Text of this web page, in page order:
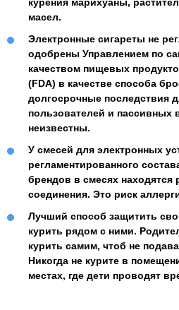
масел.
Электронные сигареты не
одобрены Управлением по
качеством пищевых
(FDA) в качестве способа
долгосрочные последствия
пользователей и пассивных
неизвестны.
У смесей для электронных
регламентированного
брендов в смесях находятся
соединения. Это риск
Лучший способ защитить
курить рядом с ними.
курить самим, чтоб не
Никогда не курите в
местах, где дети проводят